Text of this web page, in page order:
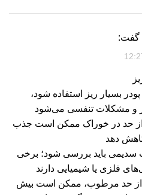
گفت:
بسیار ریز استفاده شود،
و مشکلات تنفسی می‌شود
حد در خوراک ممکن است جذب
دهد
سدیمی باید بررسی شود؛ برخی
فلزی یا شیمیایی دارند
از حد مرطوب، ممکن است بیش